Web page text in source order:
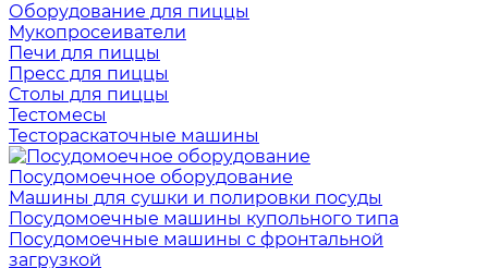
Оборудование для пиццы
Мукопросеиватели
Печи для пиццы
Пресс для пиццы
Столы для пиццы
Тестомесы
Тестораскаточные машины
Посудомоечное оборудование
Машины для сушки и полировки посуды
Посудомоечные машины купольного типа
Посудомоечные машины с фронтальной
загрузкой